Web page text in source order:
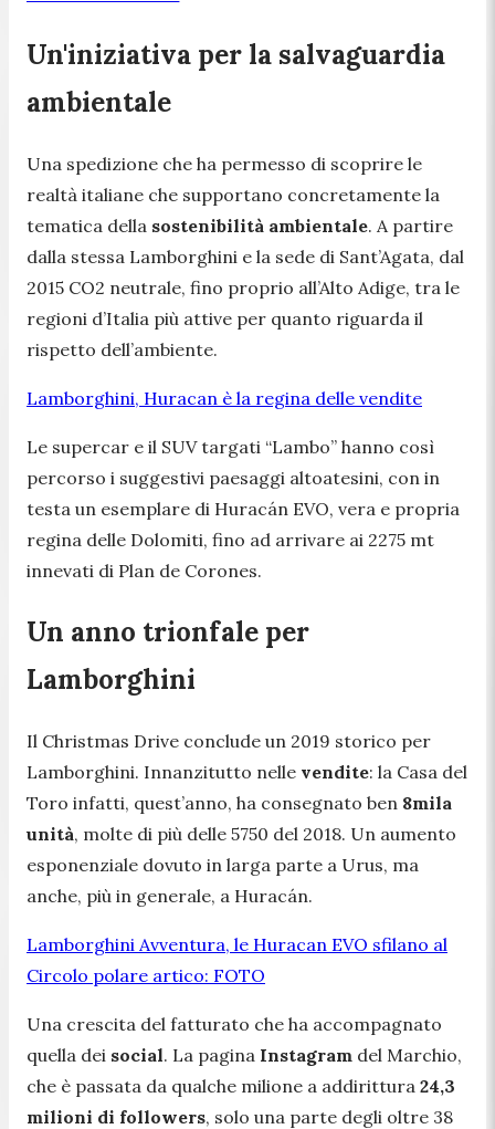
Un'iniziativa per la salvaguardia
ambientale
Una spedizione che ha permesso di scoprire le
realtà italiane che supportano concretamente la
tematica della sostenibilità ambientale. A partire
dalla stessa Lamborghini e la sede di Sant’Agata, dal
2015 CO2 neutrale, fino proprio all’Alto Adige, tra le
regioni d’Italia più attive per quanto riguarda il
rispetto dell’ambiente.
Lamborghini, Huracan è la regina delle vendite
Le supercar e il SUV targati “Lambo” hanno così
percorso i suggestivi paesaggi altoatesini, con in
testa un esemplare di Huracán EVO, vera e propria
regina delle Dolomiti, fino ad arrivare ai 2275 mt
innevati di Plan de Corones.
Un anno trionfale per
Lamborghini
Il Christmas Drive conclude un 2019 storico per
Lamborghini. Innanzitutto nelle vendite: la Casa del
Toro infatti, quest’anno, ha consegnato ben 8mila
unità, molte di più delle 5750 del 2018. Un aumento
esponenziale dovuto in larga parte a Urus, ma
anche, più in generale, a Huracán.
Lamborghini Avventura, le Huracan EVO sfilano al
Circolo polare artico: FOTO
Una crescita del fatturato che ha accompagnato
quella dei social. La pagina Instagram del Marchio,
che è passata da qualche milione a addirittura 24,3
milioni di followers, solo una parte degli oltre 38